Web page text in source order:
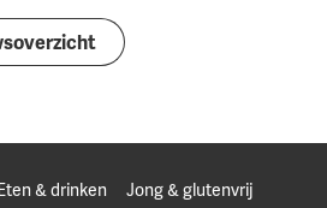
& drinken
Jong & glutenvrij